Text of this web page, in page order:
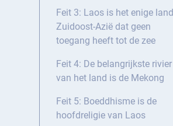
Feit 3: Laos is het enige
Zuidoost-Azië dat geen
toegang heeft tot de zee
Feit 4: De belangrijkste rivier
van het land is de Mekong
Feit 5: Boeddhisme is de
hoofdreligie van Laos